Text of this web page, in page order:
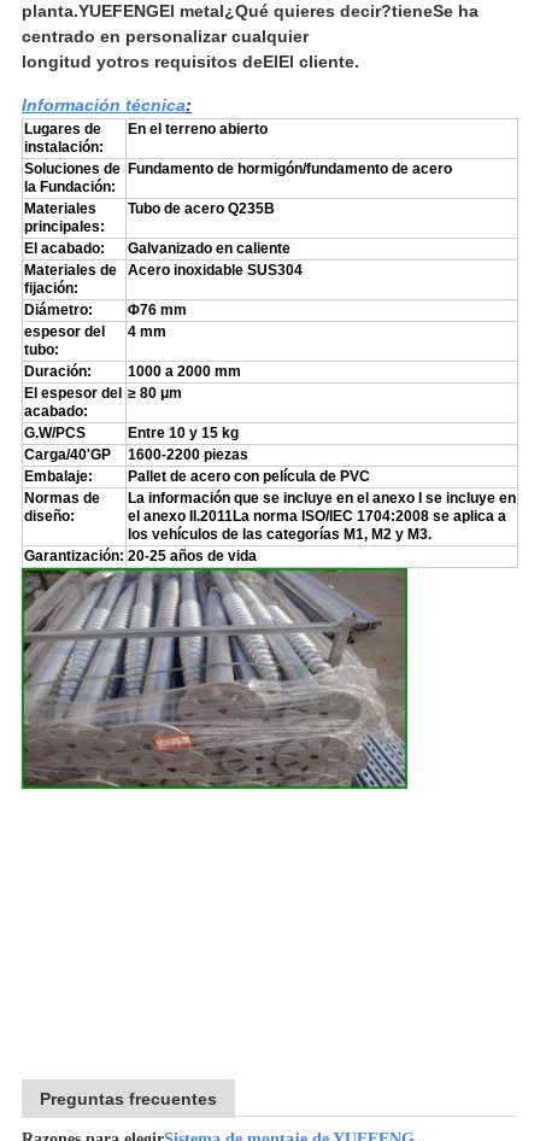
planta.YUEFENGEl metal¿Qué quieres decir?tieneSe ha
centrado en personalizar cualquier
longitud yotros requisitos deElEl cliente.
Información técnica:
Lugares de
instalación:
En el terreno abierto
Soluciones de
la Fundación:
Fundamento de hormigón/fundamento de acero
Materiales
principales:
Tubo de acero Q235B
El acabado:
Galvanizado en caliente
Materiales de
fijación:
Acero inoxidable SUS304
Diámetro:
Φ76 mm
espesor del
tubo:
4 mm
Duración:
1000 a 2000 mm
El espesor del
acabado:
≥ 80 μm
G.W/PCS
Entre 10 y 15 kg
Carga/40'GP
1600-2200 piezas
Embalaje:
Pallet de acero con película de PVC
Normas de
diseño:
La información que se incluye en el anexo I se incluye en
el anexo II.2011La norma ISO/IEC 1704:2008 se aplica a
los vehículos de las categorías M1, M2 y M3.
Garantización: 20-25 años de vida
Preguntas frecuentes